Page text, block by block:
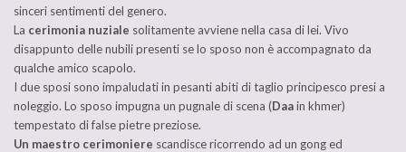
sinceri sentimenti del genero.
La cerimonia nuziale solitamente avviene nella casa di lei. Vivo
disappunto delle nubili presenti se lo sposo non è accompagnato da
qualche amico scapolo.
I due sposi sono impaludati in pesanti abiti di taglio principesco presi a
noleggio. Lo sposo impugna un pugnale di scena (Daain khmer)
tempestato di false pietre preziose.
Un maestro cerimoniere scandisce ricorrendo ad un gong ed